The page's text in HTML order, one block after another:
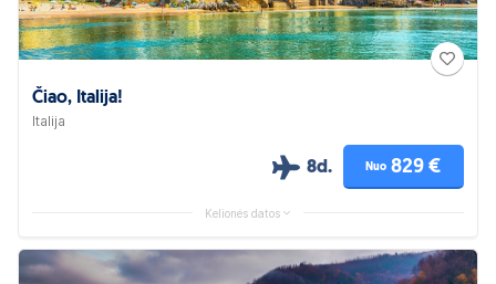
Čiao, Italija!
Italija
8d. Nuo 829 €
Kelionės datos